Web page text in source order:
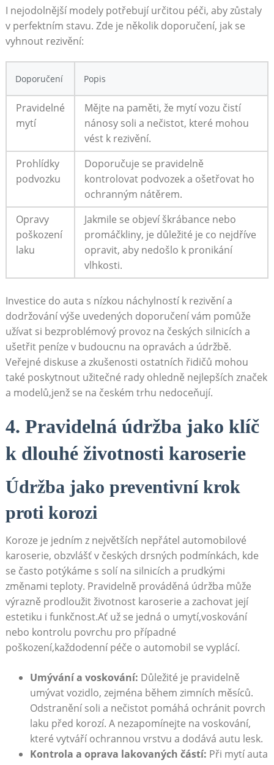
I nejodolnější modely potřebují určitou péči, aby zůstaly
v perfektním stavu. Zde je několik doporučení, jak se
vyhnout rezivění:
Doporučení Popis
Pravidelné
mytí
Mějte na paměti, že mytí vozu čistí
nánosy soli a nečistot, které mohou
vést k rezivění.
Prohlídky
podvozku
Doporučuje se pravidelně
kontrolovat podvozek a ošetřovat ho
ochranným nátěrem.
Opravy
poškození
laku
Jakmile se objeví škrábance nebo
promáčkliny, je důležité je co nejdříve
opravit, aby nedošlo k pronikání
vlhkosti.
Investice do auta s nízkou náchylností k rezivění a
dodržování výše uvedených doporučení vám pomůže
užívat si bezproblémový provoz na českých silnicích a
ušetřit peníze v budoucnu na opravách a údržbě.
Veřejné diskuse a zkušenosti ostatních řidičů mohou
také poskytnout užitečné rady ohledně nejlepších značek
a modelů,jenž se na českém trhu nedoceňují.
4. Pravidelná údržba jako klíč
k dlouhé životnosti karoserie
Údržba jako preventivní krok
proti korozi
Koroze je jedním z největších nepřátel automobilové
karoserie, obzvlášť v českých drsných podmínkách, kde
se často potýkáme s solí na silnicích a prudkými
změnami teploty. Pravidelně prováděná údržba může
výrazně prodloužit životnost karoserie a zachovat její
estetiku i funkčnost.Ať už se jedná o umytí,voskování
nebo kontrolu povrchu pro případné
poškození,každodenní péče o automobil se vyplácí.
Umývání a voskování: Důležité je pravidelně
umývat vozidlo, zejména během zimních měsíců.
Odstranění soli a nečistot pomáhá ochránit povrch
laku před korozí. A nezapomínejte na voskování,
které vytváří ochrannou vrstvu a dodává autu lesk.
Kontrola a oprava lakovaných částí: Při mytí auta